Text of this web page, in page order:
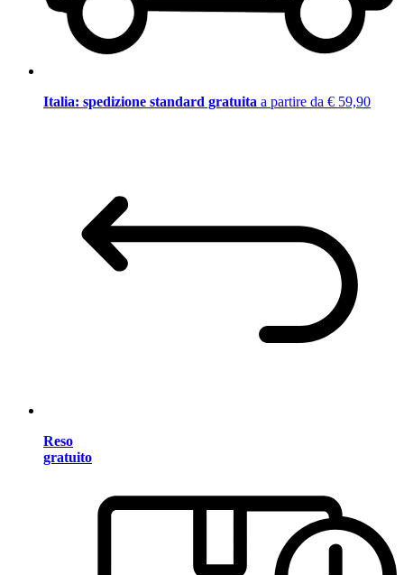
Italia: spedizione standard gratuita a partire da € 59,90
Reso
gratuito